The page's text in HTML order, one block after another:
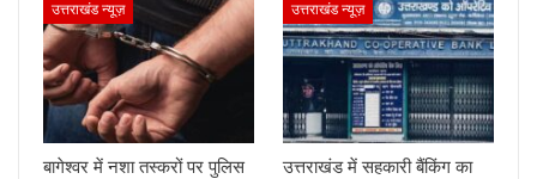
उत्तराखंड न्यूज़
बागेश्वर में नशा तस्करों पर पुलिस
उत्तराखंड न्यूज़
उत्तराखंड में सहकारी बैंकिंग का